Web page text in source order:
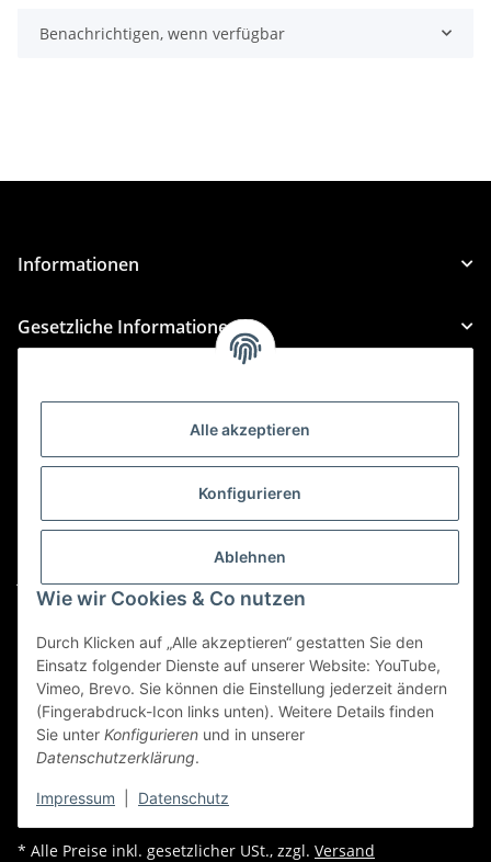
Alle akzeptieren
Konfigurieren
Ablehnen
Wie wir Cookies & Co nutzen
Durch Klicken auf „Alle akzeptieren“ gestatten Sie den
Einsatz folgender Dienste auf unserer Website: YouTube,
Vimeo, Brevo. Sie können die Einstellung jederzeit ändern
(Fingerabdruck-Icon links unten). Weitere Details finden
Sie unter Konfigurieren und in unserer
Datenschutzerklärung.
Impressum Datenschutz
Benachrichtigen, wenn verfügbar
Informationen
Gesetzliche Informationen
Für Custom Anfragen und Custom Bestellungen auch
custom@htr-shop.com
Für Trikot-Anfragen und Bestellungen
teamwear@htr-shop.com
Für Reklamationen und Retouren
reklamation@htr-shop.com
* Alle Preise inkl. gesetzlicher USt., zzgl. Versand